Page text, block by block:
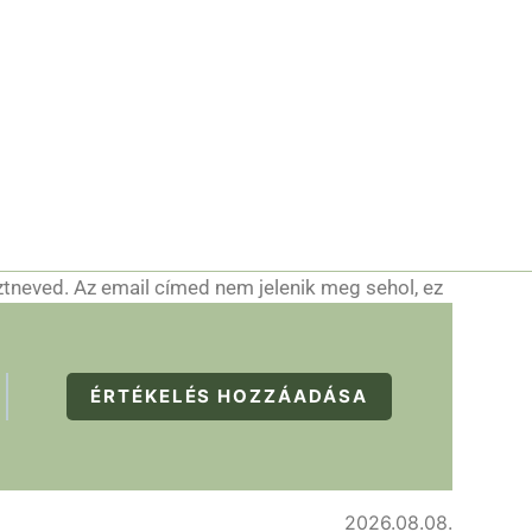
Az email címed nem jelenik meg sehol, ez
ÉRTÉKELÉS HOZZÁADÁSA
2026.08.08.